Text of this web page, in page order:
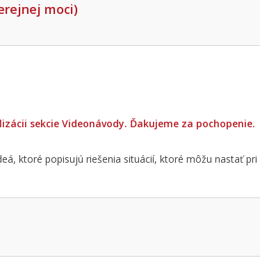
moci)
sekcie Videonávody. Ďakujeme za pochopenie.
ktoré popisujú riešenia situácií, ktoré môžu nastať